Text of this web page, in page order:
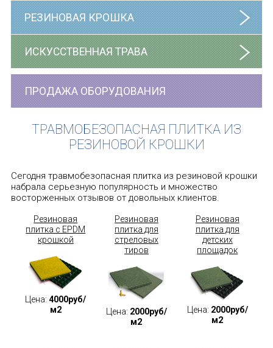
РЕЗИНОВАЯ КРОШКА
ИСКУССТВЕННАЯ ТРАВА
ПРОДАЖА ОБОРУДОВАНИЯ
ТРАВМОБЕЗОПАСНАЯ ПЛИТКА ИЗ
РЕЗИНОВОЙ КРОШКИ
Сегодня травмобезопасная плитка из резиновой крошки
набрала серьезную популярность и множество
восторженных отзывов от довольных клиентов.
Резиновая
плитка с EPDM
крошкой
Цена:4000руб/
м2
Резиновая
плитка для
стреловых
тиров
Цена: 2000руб/
м2
Резиновая
плитка для
детских
площадок
Цена: 2000руб/
м2